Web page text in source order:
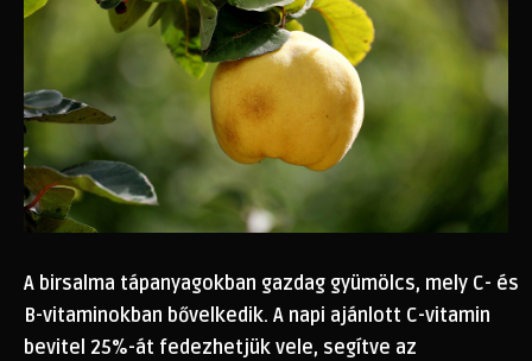
A birsalma tápanyagokban gazdag gyümölcs, mely C- és
B-vitaminokban bővelkedik. A napi ajánlott C-vitamin
bevitel 25%-át fedezhetjük vele, segítve az